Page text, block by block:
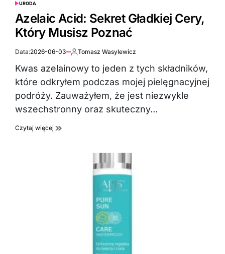
POSTED
IN
URODA
Azelaic Acid: Sekret Gładkiej Cery,
Który Musisz Poznać
Data:2026-06-03 Autor:
Tomasz Wasylewicz
Kwas azelainowy to jeden z tych składników,
które odkryłem podczas mojej pielęgnacyjnej
podróży. Zauważyłem, że jest niezwykle
wszechstronny oraz skuteczny…
Czytaj więcej